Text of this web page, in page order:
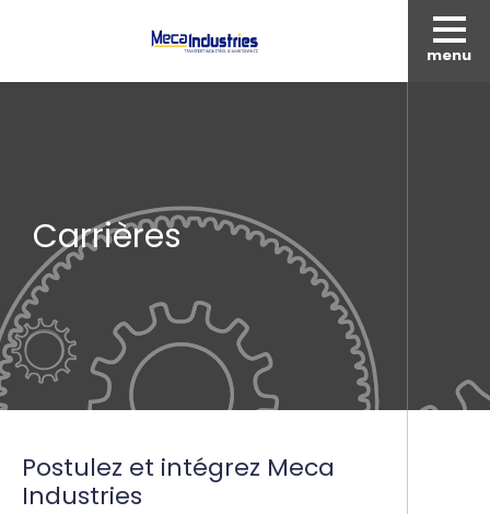
menu
Carrières
Postulez et intégrez Meca
Industries